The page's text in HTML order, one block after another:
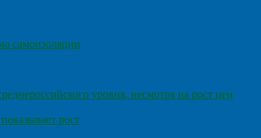
самоизоляции
уровня, несмотря на рост цен
рост